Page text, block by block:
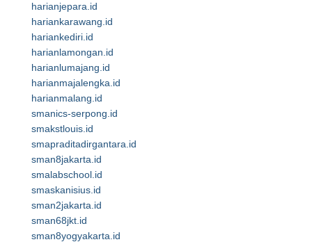
harianjepara.id
hariankarawang.id
hariankediri.id
harianlamongan.id
harianlumajang.id
harianmajalengka.id
harianmalang.id
smanics-serpong.id
smakstlouis.id
smapraditadirgantara.id
sman8jakarta.id
smalabschool.id
smaskanisius.id
sman2jakarta.id
sman68jkt.id
sman8yogyakarta.id